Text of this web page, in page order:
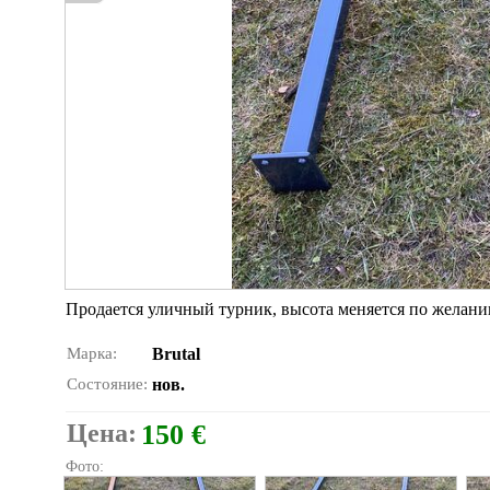
Продается уличный турник, высота меняется по
Марка: Brutal
Состояние: нов.
Цена: 150 €
Фото: